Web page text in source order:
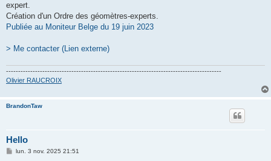
expert.
Création d'un Ordre des géomètres-experts.
Publiée au Moniteur Belge du 19 juin 2023
> Me contacter (Lien externe)
-----------------------------------------------------------------------------------------
Olivier RAUCROIX
BrandonTaw
Hello
Mlun. 3 nov. 2025 21:51